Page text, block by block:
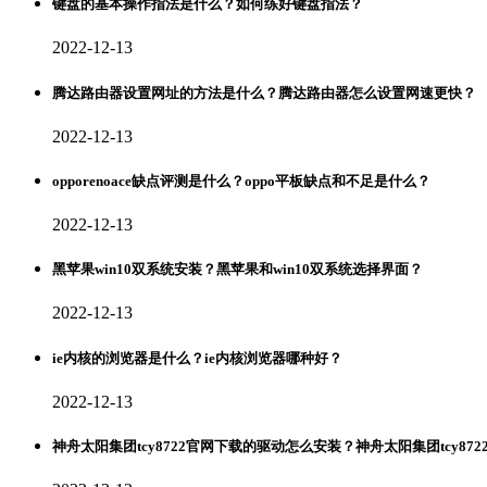
键盘的基本操作指法是什么？如何练好键盘指法？
2022-12-13
腾达路由器设置网址的方法是什么？腾达路由器怎么设置网速更快？
2022-12-13
opporenoace缺点评测是什么？oppo平板缺点和不足是什么？
2022-12-13
黑苹果win10双系统安装？黑苹果和win10双系统选择界面？
2022-12-13
ie内核的浏览器是什么？ie内核浏览器哪种好？
2022-12-13
神舟太阳集团tcy8722官网下载的驱动怎么安装？神舟太阳集团